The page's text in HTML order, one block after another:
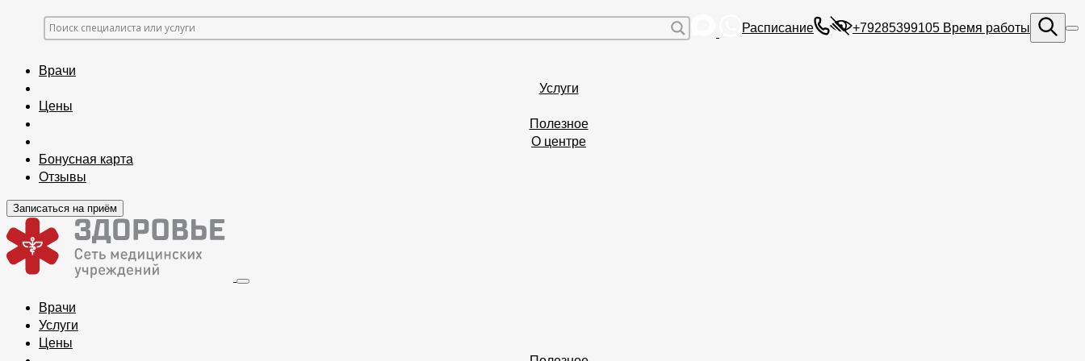
Расписание +79285399105 Время работы
Врачи
Услуги
Цены
Полезное
О центре
Бонусная карта
Отзывы
Записаться на приём
Врачи
Услуги
Цены